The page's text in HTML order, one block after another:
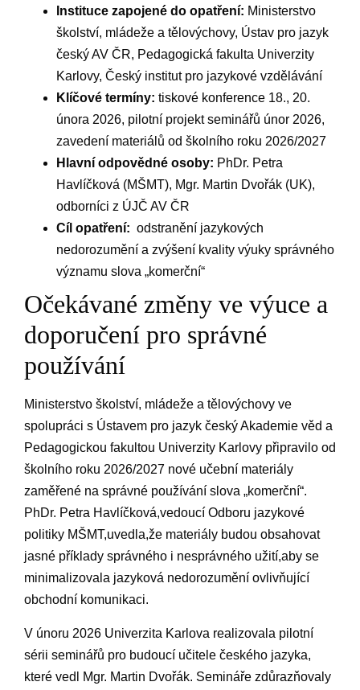
Instituce zapojené do opatření: Ministerstvo
školství, ‌mládeže‌ a tělovýchovy,‍ Ústav pro jazyk
český AV ‌ČR,​ Pedagogická fakulta‍ Univerzity
Karlovy, Český institut pro jazykové vzdělávání
Klíčové termíny: tiskové konference 18., 20.
února 2026, pilotní projekt seminářů únor⁤ 2026,
zavedení materiálů od školního roku 2026/2027
Hlavní odpovědné osoby: PhDr. Petra
⁣Havlíčková‍ (MŠMT), Mgr. Martin Dvořák (UK),
⁤odborníci z ÚJČ AV ČR
Cíl opatření: ‌ odstranění‍ jazykových
nedorozumění a zvýšení kvality výuky správného
⁤významu ‌slova „komerční“
Očekávané změny ve výuce a
doporučení ‍pro správné​
používání
Ministerstvo školství, mládeže a tělovýchovy ve
spolupráci ⁣s Ústavem pro jazyk český ​Akademie‌ věd a
Pedagogickou fakultou ⁣Univerzity Karlovy připravilo od
školního roku 2026/2027 nové učební materiály
⁤zaměřené ⁤na‌ správné ‌používání slova „komerční“.
PhDr. Petra Havlíčková,vedoucí Odboru jazykové
politiky MŠMT,uvedla,že materiály budou obsahovat
jasné příklady správného i nesprávného užití,aby se
minimalizovala jazyková ‌nedorozumění ⁢ovlivňující
‌obchodní komunikaci.⁣
V únoru 2026 Univerzita Karlova realizovala pilotní
sérii ⁣seminářů‌ pro budoucí učitele českého jazyka,
které vedl Mgr. Martin Dvořák.‍ Semináře zdůrazňovaly